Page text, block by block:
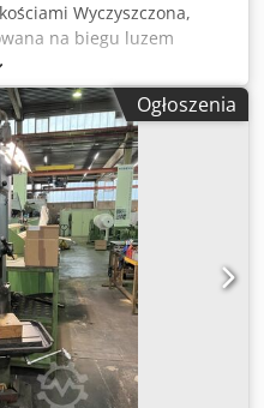
Wyczyszczona,
na biegu luzem
Apew En H Aetor Typ: B
stożkowe MK Uchwyt
2x szybkozaciskowy,
wrzeciona: 100 mm 21
obr./min Silnik 3-
330 mm x 330 mm
97447
nieopakowana
Bez gwarancji i
Ogłoszenia